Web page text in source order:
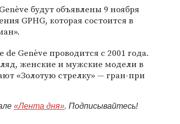
будут объявлены 9 ноября
GPHG, которая состоится в
Genève проводится с 2001 года.
женские и мужские модели в
«Золотую стрелку» — гран-при
«Лента дня». Подписывайтесь!